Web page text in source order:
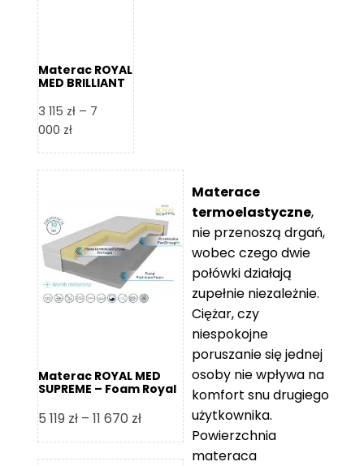
Materac ROYAL
MED BRILLIANT
3 115 zł – 7
000 złZakres
od
7
000 zł
Materac ROYAL MED
SUPREME – Foam Royal
5 119 zł – 11 670 złZakres
cen:
od
Materace
termoelastyczne,
nie przenoszą drgań,
wobec czego dwie
połówki działają
zupełnie niezależnie.
Ciężar, czy
niespokojne
poruszanie się jednej
osoby nie wpływa na
komfort snu drugiego
użytkownika.
Powierzchnia
materaca